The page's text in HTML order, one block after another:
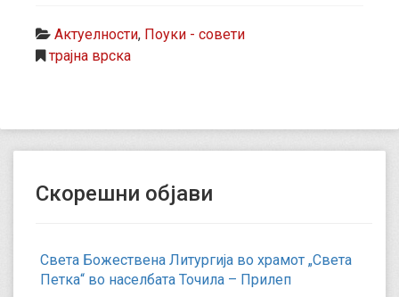
Актуелности, Поуки - совети
трајна врска
Скорешни објави
Света Божествена Литургија во храмот „Света
Петка“ во населбата Точила – Прилеп